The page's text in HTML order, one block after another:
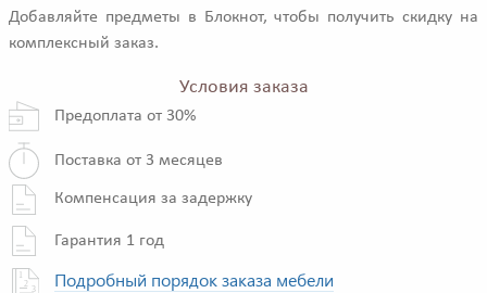
Добавляйте предметы в Блокнот, чтобы получить скидку на
комплексный заказ.
Условия заказа
Предоплата от 30%
Поставка от 3 месяцев
Компенсация за задержку
Гарантия 1 год
Подробный порядок заказа мебели